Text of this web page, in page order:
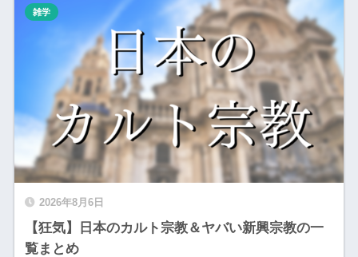
2026年8月6日
【狂気】日本のカルト宗教＆ヤバい新興宗教の一
覧まとめ
雑学